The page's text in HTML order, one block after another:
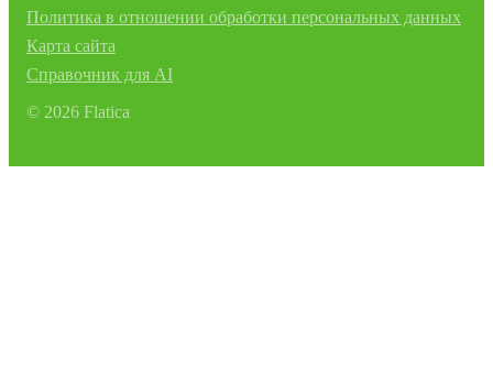
Политика в отношении обработки персональных данных
Карта сайта
Справочник для AI
© 2026 Flatica